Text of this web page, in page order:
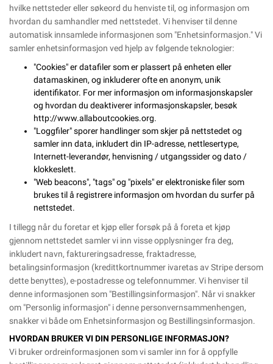
hvilke nettsteder eller søkeord du henviste til, og informasjon om
hvordan du samhandler med nettstedet. Vi henviser til denne
automatisk innsamlede informasjonen som "Enhetsinformasjon." Vi
samler enhetsinformasjon ved hjelp av følgende teknologier:
"Cookies" er datafiler som er plassert på enheten eller
datamaskinen, og inkluderer ofte en anonym, unik
identifikator. For mer informasjon om informasjonskapsler
og hvordan du deaktiverer informasjonskapsler, besøk
http://www.allaboutcookies.org.
"Loggfiler" sporer handlinger som skjer på nettstedet og
samler inn data, inkludert din IP-adresse, nettlesertype,
Internett-leverandør, henvisning / utgangssider og dato /
klokkeslett.
"Web beacons", "tags" og "pixels" er elektroniske filer som
brukes til å registrere informasjon om hvordan du surfer på
nettstedet.
I tillegg når du foretar et kjøp eller forsøk på å foreta et kjøp
gjennom nettstedet samler vi inn visse opplysninger fra deg,
inkludert navn, faktureringsadresse, fraktadresse,
betalingsinformasjon (kredittkortnummer ivaretas av Stripe dersom
dette benyttes), e-postadresse og telefonnummer. Vi henviser til
denne informasjonen som "Bestillingsinformasjon". Når vi snakker
om "Personlig informasjon" i denne personvernsammenhengen,
snakker vi både om Enhetsinformasjon og Bestillingsinformasjon.
HVORDAN BRUKER VI DIN PERSONLIGE INFORMASJON?
Vi bruker ordreinformasjonen som vi samler inn for å oppfylle